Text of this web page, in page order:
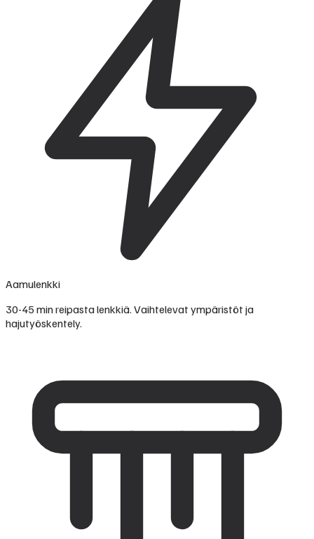
Aamulenkki
30-45 min reipasta lenkkiä. Vaihtelevat ympäristöt ja
hajutyöskentely.